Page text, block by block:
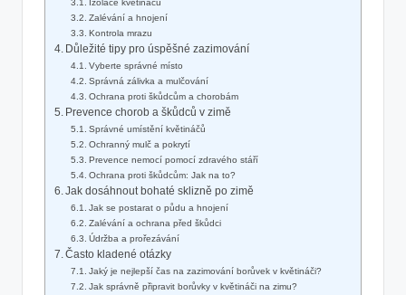
Izolace ​květináčů
Zalévání a hnojení
Kontrola mrazu
Důležité tipy pro úspěšné zazimování
Vyberte správné ⁢místo
Správná zálivka a mulčování
Ochrana proti škůdcům a chorobám
Prevence chorob a škůdců v zimě
Správné umístění květináčů
Ochranný mulč ​a pokrytí
Prevence nemocí⁢ pomocí zdravého stáří
Ochrana proti škůdcům: Jak na to?
Jak dosáhnout bohaté sklizně po zimě
Jak se postarat o půdu a hnojení
Zalévání a ochrana před škůdci
Údržba a⁢ prořezávání
Často kladené ‍otázky
Jaký je nejlepší čas na ‍zazimování borůvek v květináči?
Jak správně připravit borůvky v květináči na‍ zimu?